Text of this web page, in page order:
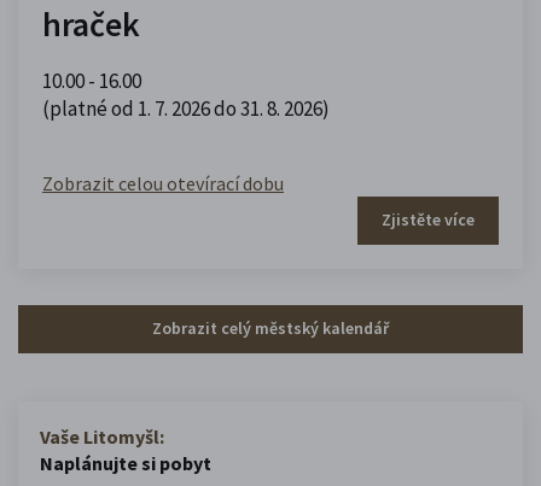
hraček
10.00 - 16.00
(platné od 1. 7. 2026 do 31. 8. 2026)
Zobrazit celou otevírací dobu
Zjistěte více
Zobrazit celý městský kalendář
Vaše Litomyšl:
Naplánujte si pobyt